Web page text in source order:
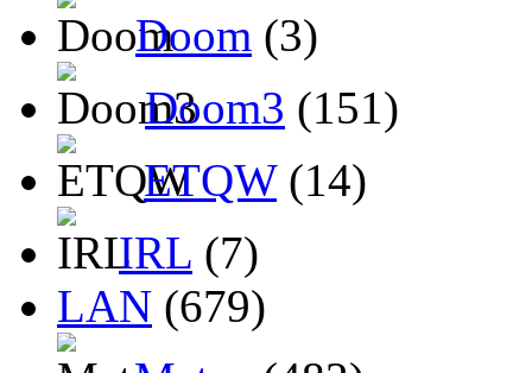
Doom (3)
Doom3 (151)
ETQW(14)
IRL (7)
LAN (679)